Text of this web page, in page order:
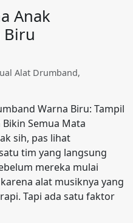
Anak
Biru
Alat Drumband,
Warna Biru: Tampil
Semua Mata
sih, pas lihat
tim yang langsung
mereka mulai
alat musiknya yang
Tapi ada satu faktor